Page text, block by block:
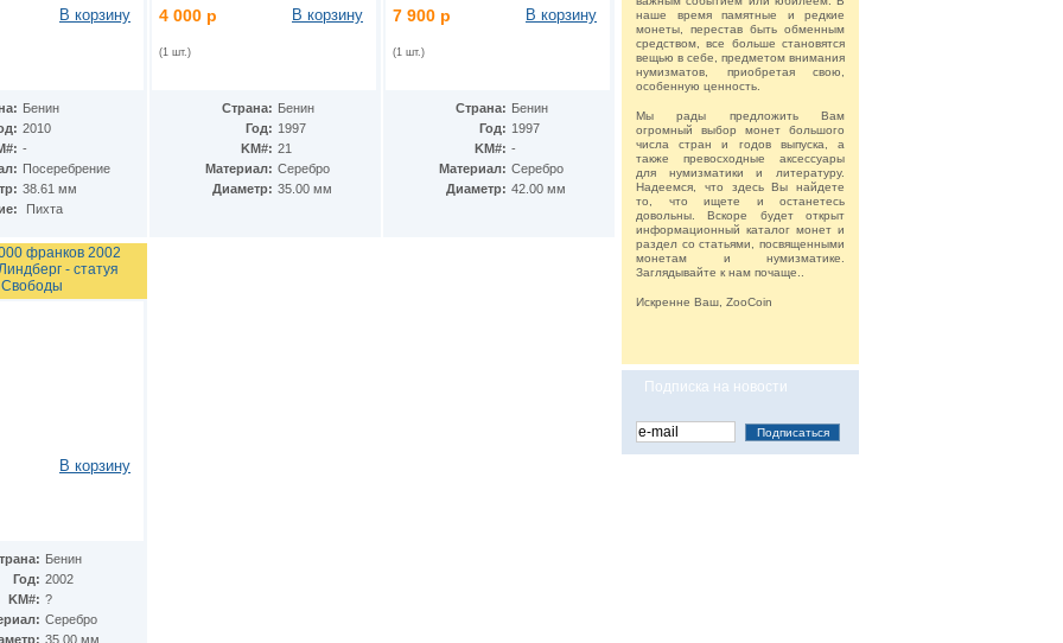
наше время памятные и редкие
монеты, перестав быть обменным
средством, все больше становятся
вещью в себе, предметом внимания
нумизматов, приобретая свою,
особенную ценность.
Мы рады предложить Вам
огромный выбор монет большого
числа стран и годов выпуска, а
также превосходные аксессуары
для нумизматики и литературу.
Надеемся, что здесь Вы найдете
то, что ищете и останетесь
довольны. Вскоре будет открыт
информационный каталог монет и
раздел со статьями, посвященными
монетам и нумизматике.
Заглядывайте к нам почаще..
Искренне Ваш, ZooCoin
Подписка на новости
В корзину
Бенин
2010
-
Посеребрение
38.61 мм
Пихта
4 000 р
(1 шт.)
В корзину
Страна: Бенин
Год: 1997
KM#: 21
Материал: Серебро
Диаметр: 35.00 мм
7 900 р
(1 шт.)
В корзину
Страна: Бенин
Год: 1997
KM#: -
Материал: Серебро
Диаметр: 42.00 мм
франков 2002
- статуя
Свободы
В корзину
Бенин
Год: 2002
KM#: ?
Серебро
35.00 мм